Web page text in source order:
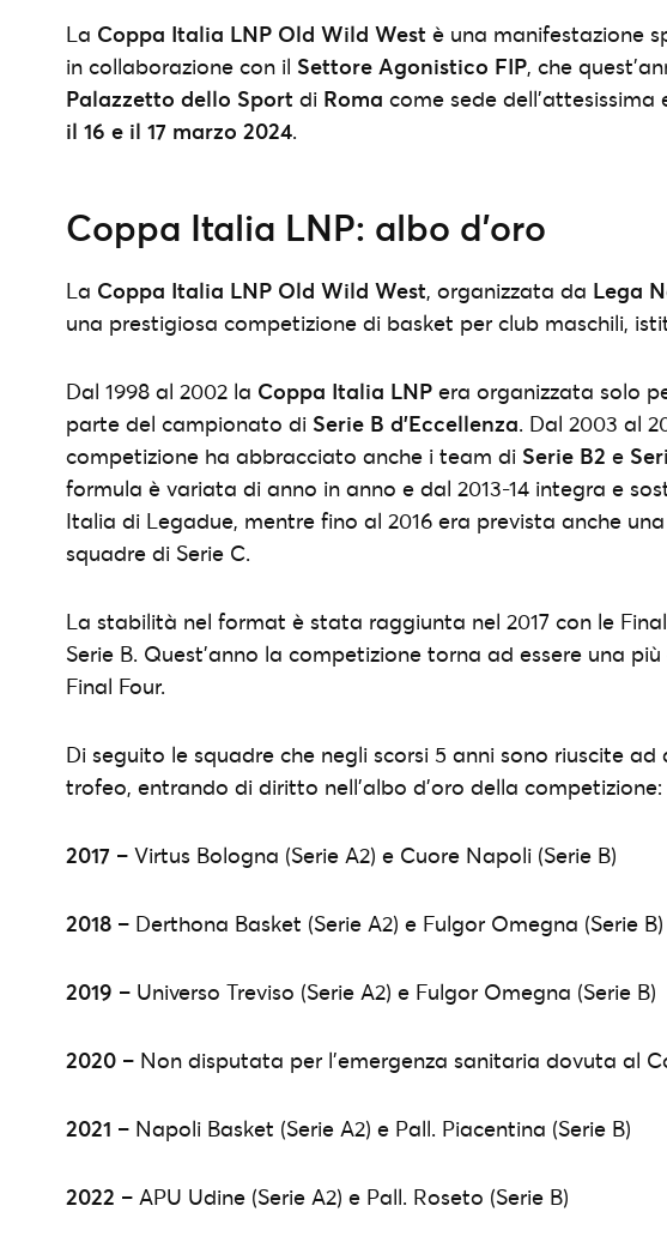
La Coppa Italia LNP Old Wild West è una manifestazione
in collaborazione con il Settore Agonistico FIP, che
Palazzetto dello Sport di Roma come sede dell’attesissima
il 16 e il 17 marzo 2024.
Coppa Italia LNP: albo d’oro
La Coppa Italia LNP Old Wild West, organizzata da Lega
una prestigiosa competizione di basket per club maschili,
Dal 1998 al 2002 la Coppa Italia LNP era organizzata solo
parte del campionato di Serie B d’Eccellenza. Dal 2003 al
competizione ha abbracciato anche i team di Serie B2 e
formula è variata di anno in anno e dal 2013-14 integra e
Italia di Legadue, mentre fino al 2016 era prevista anche
squadre di Serie C.
La stabilità nel format è stata raggiunta nel 2017 con le
Serie B. Quest’anno la competizione torna ad essere una
Final Four.
Di seguito le squadre che negli scorsi 5 anni sono riuscite
trofeo, entrando di diritto nell’albo d’oro della competizione:
2017 – Virtus Bologna (Serie A2) e Cuore Napoli (Serie B)
2018 – Derthona Basket (Serie A2) e Fulgor Omegna (Serie B)
2019 – Universo Treviso (Serie A2) e Fulgor Omegna (Serie B)
2020 – Non disputata per l’emergenza sanitaria dovuta al
2021 – Napoli Basket (Serie A2) e Pall. Piacentina (Serie B)
2022 – APU Udine (Serie A2) e Pall. Roseto (Serie B)